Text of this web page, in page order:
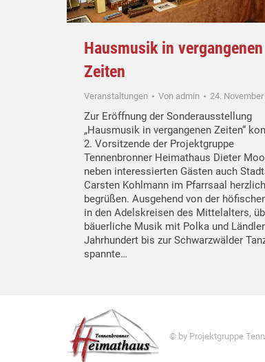
Hausmusik in vergangenen
Zeiten
Veranstaltungen Von admin 24.
Zur Eröffnung der Sonderausstellung
„Hausmusik in vergangenen Zeiten“
2. Vorsitzende der Projektgruppe
Tennenbronner Heimathaus Dieter
neben interessierten Gästen auch
Carsten Kohlmann im Pfarrsaal herzlich
begrüßen. Ausgehend von der
in den Adelskreisen des Mittelalters,
bäuerliche Musik mit Polka und
Jahrhundert bis zur Schwarzwälder
spannte…
© by Projektgruppe